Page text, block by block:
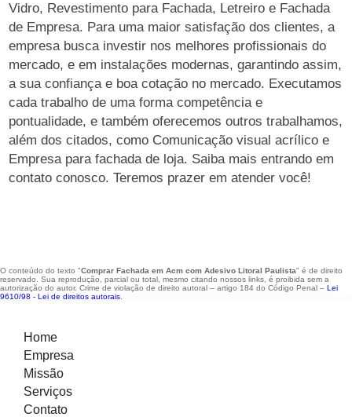
Vidro, Revestimento para Fachada, Letreiro e Fachada
de Empresa. Para uma maior satisfação dos clientes, a
empresa busca investir nos melhores profissionais do
mercado, e em instalações modernas, garantindo assim,
a sua confiança e boa cotação no mercado. Executamos
cada trabalho de uma forma competência e
pontualidade, e também oferecemos outros trabalhamos,
além dos citados, como Comunicação visual acrílico e
Empresa para fachada de loja. Saiba mais entrando em
contato conosco. Teremos prazer em atender você!
O conteúdo do texto "Comprar Fachada em Acm com Adesivo Litoral Paulista" é de direito
reservado. Sua reprodução, parcial ou total, mesmo citando nossos links, é proibida sem a
autorização do autor. Crime de violação de direito autoral – artigo 184 do Código Penal – Lei
9610/98 - Lei de direitos autorais
Home
Empresa
Missão
Serviços
Contato